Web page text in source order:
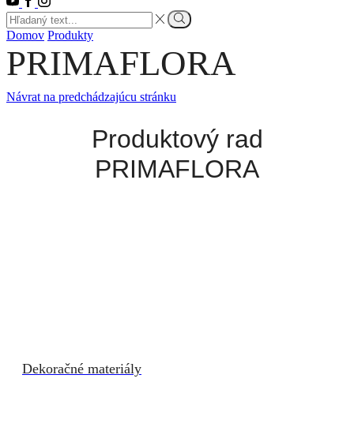
Search
input
Vyhľadať
Domov Produkty
PRIMAFLORA
Návrat na predchádzajúcu stránku
Produktový rad
PRIMAFLORA
Dekoračné materiály